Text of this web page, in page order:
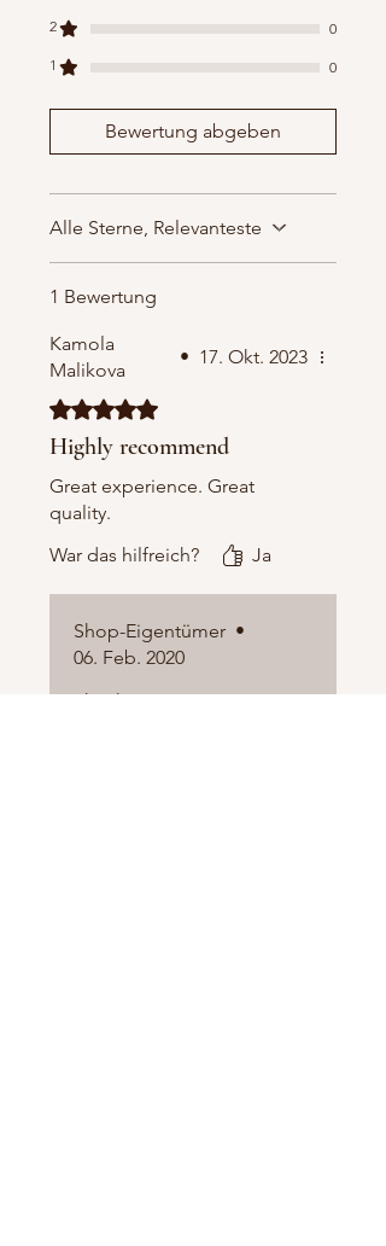
2
0
1
0
Bewertung abgeben
Alle Sterne, Relevanteste
1 Bewertung
Kamola
Malikova
• 17. Okt. 2023
Mit 5 von 5 Sternen bewertet.
Highly recommend
Great experience. Great
quality.
War das hilfreich?
Ja
Shop-Eigentümer •
06. Feb. 2020
Thank you!